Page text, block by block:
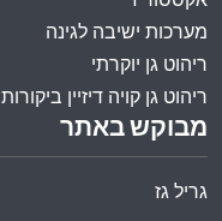
מבוקש באתר
גריל גז
מערכות ישיבה לגינה
ריהוט גן יוקרתי
ריהוט גן קויה דיזיין ביקורות